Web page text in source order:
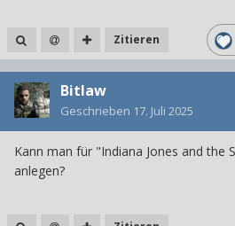
Zitieren
Bitlaw
Geschrieben 17. Juli 2025
Kann man für "Indiana Jones and the
anlegen?